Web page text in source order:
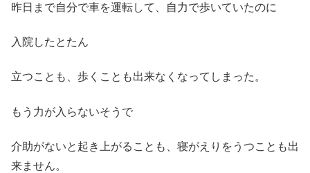
昨日まで自分で車を運転して、自力で歩いていたのに
入院したとたん
立つことも、歩くことも出来なくなってしまった。
もう力が入らないそうで
介助がないと起き上がることも、寝がえりをうつことも出
来ません。